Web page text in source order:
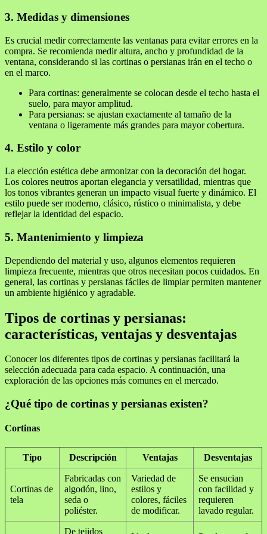
3. Medidas y dimensiones
Es crucial medir correctamente las ventanas para evitar errores en la
compra. Se recomienda medir altura, ancho y profundidad de la
ventana, considerando si las cortinas o persianas irán en el techo o
en el marco.
Para cortinas: generalmente se colocan desde el techo hasta el
suelo, para mayor amplitud.
Para persianas: se ajustan exactamente al tamaño de la
ventana o ligeramente más grandes para mayor cobertura.
4. Estilo y color
La elección estética debe armonizar con la decoración del hogar.
Los colores neutros aportan elegancia y versatilidad, mientras que
los tonos vibrantes generan un impacto visual fuerte y dinámico. El
estilo puede ser moderno, clásico, rústico o minimalista, y debe
reflejar la identidad del espacio.
5. Mantenimiento y limpieza
Dependiendo del material y uso, algunos elementos requieren
limpieza frecuente, mientras que otros necesitan pocos cuidados. En
general, las cortinas y persianas fáciles de limpiar permiten mantener
un ambiente higiénico y agradable.
Tipos de cortinas y persianas:
características, ventajas y desventajas
Conocer los diferentes tipos de cortinas y persianas facilitará la
selección adecuada para cada espacio. A continuación, una
exploración de las opciones más comunes en el mercado.
¿Qué tipo de cortinas y persianas existen?
Cortinas
Tipo Descripción Ventajas Desventajas
Cortinas de
tela
Fabricadas con
algodón, lino,
seda o
poliéster.
Variedad de
estilos y
colores, fáciles
de modificar.
Se ensucian
con facilidad y
requieren
lavado regular.
De tejidos